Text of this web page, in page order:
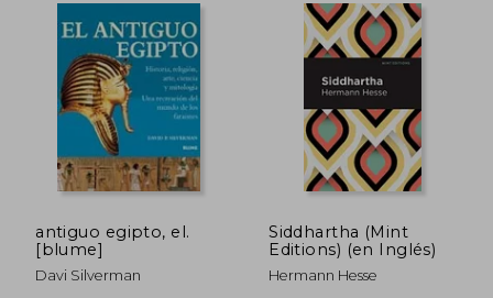
5%
dcto.
33,42 €
31,75 €
5%
dcto.
antiguo egipto, el.
[blume]
Davi Silverman
Siddhartha (Mint
Editions) (en Inglés)
Hermann Hesse